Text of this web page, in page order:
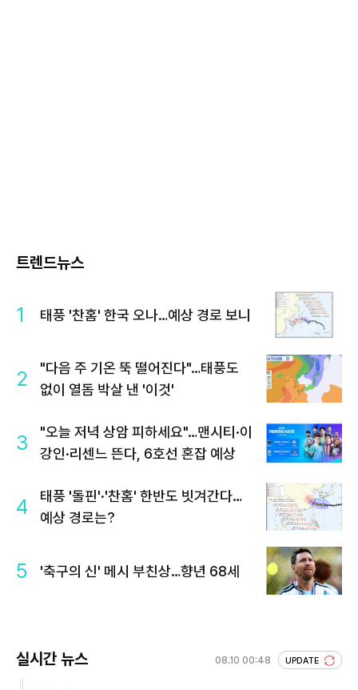
트렌드뉴스
1 태풍 '찬홈' 한국 오나…예상 경로 보니
2
"다음 주 기온 뚝 떨어진다"…태풍도
없이 열돔 박살 낸 '이것'
3
"오늘 저녁 상암 피하세요"…맨시티·이
강인·리센느 뜬다, 6호선 혼잡 예상
4
태풍 '돌핀'·'찬홈' 한반도 빗겨간다…
예상 경로는?
5 '축구의 신' 메시 부친상…향년 68세
실시간 뉴스 08.10 00:48 UPDATE